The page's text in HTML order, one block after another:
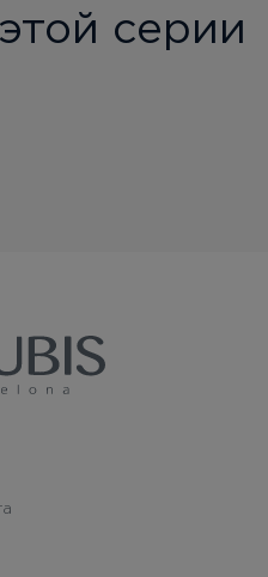
серии